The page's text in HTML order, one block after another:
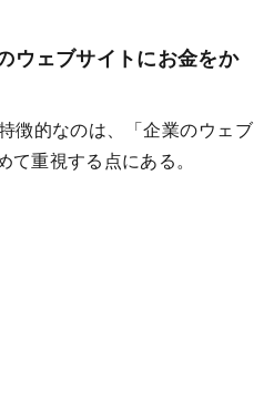
ウェブサイトにお金をか
徴的なのは、「企業のウェブ
重視する点にある。